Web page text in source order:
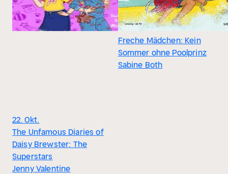
22. Okt.
The Unfamous Diaries of
Daisy Brewster: The
Superstars
Jenny Valentine
Freche Mädchen: Kein
Sommer ohne Poolprinz
Sabine Both